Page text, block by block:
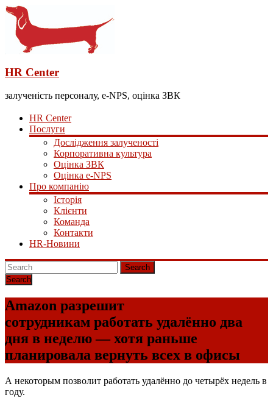
HR Center
залученість персоналу, e-NPS, оцінка ЗВК
HR Center
Послуги
Дослідження залученості
Корпоративна культура
Оцінка ЗВК
Оцінка e-NPS
Про компанію
Історія
Клієнти
Команда
Контакти
HR-Новини
Search
Amazon разрешит
сотрудникам работать удалённо два
дня в неделю — хотя раньше
планировала вернуть всех в офисы
А некоторым позволит работать удалённо до четырёх недель в
году.